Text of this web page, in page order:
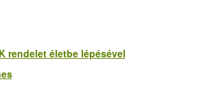
rendelet életbe lépésével